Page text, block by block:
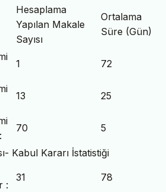
Hesaplama
Yapılan Makale
Sayısı
Ortalama
Süre (Gün)
1 72
13 25
70 5
Kabul Kararı İstatistiği
:
31 78